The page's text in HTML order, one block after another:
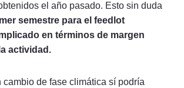
el año pasado. Esto sin duda
semestre para el feedlot
en términos de margen
actividad.
cambio de fase climática sí podría